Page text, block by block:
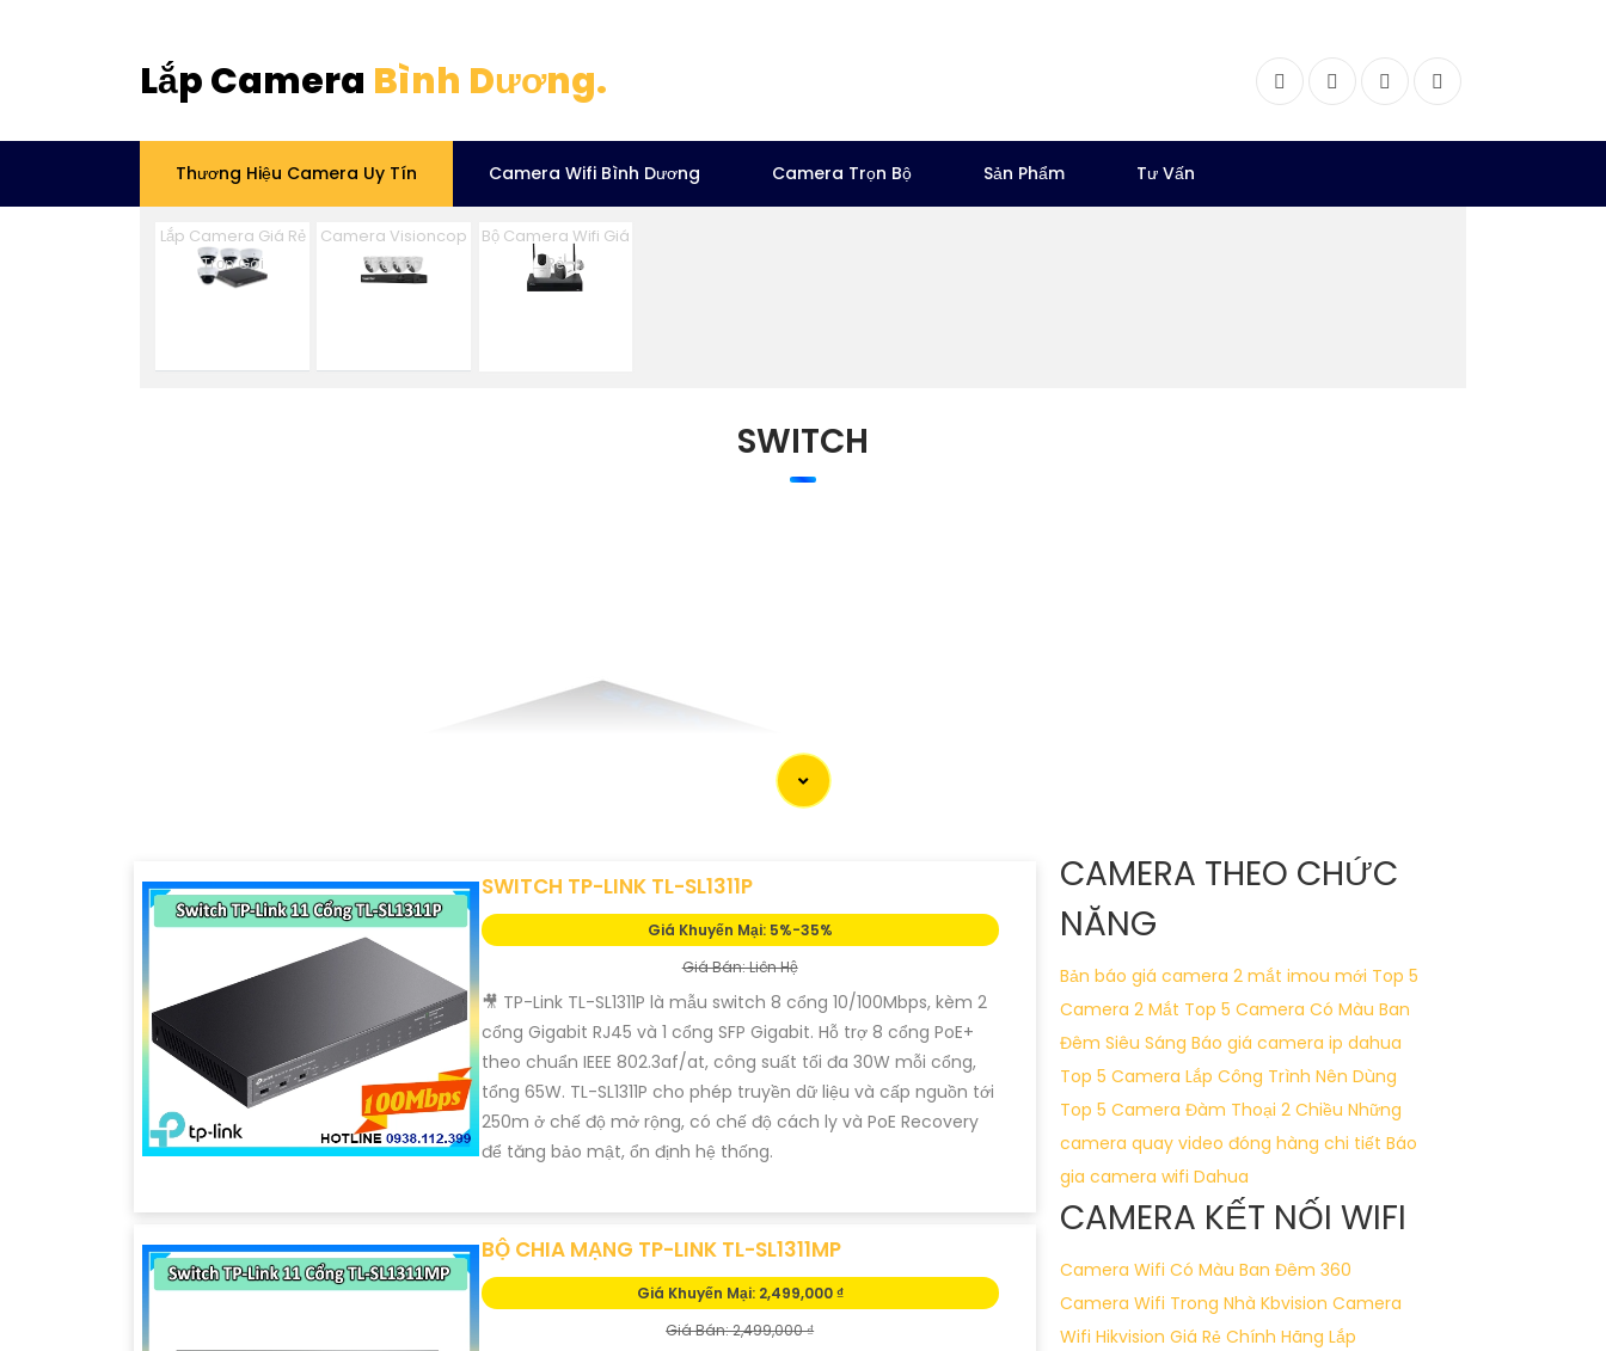
Lắp Camera Bình Dương. FacebookTwitter InstagramDribbble
Thương Hiệu Camera Uy Tín Camera Wifi Bình Dương Camera Trọn Bộ Sản Phẩm Tư Vấn
Lắp Camera Giá Rẻ
Trọn Gói
Camera Visioncop
Trọn Bộ
Bộ Camera Wifi Giá
Rẻ
SWITCH
SWITCH TP-LINK TL-SL1311P
Giá Khuyến Mại: 5%-35%
Giá Bán: Liên Hệ
🎥 TP-Link TL-SL1311P là mẫu switch 8 cổng 10/100Mbps, kèm 2
cổng Gigabit RJ45 và 1 cổng SFP Gigabit. Hỗ trợ 8 cổng PoE+
theo chuẩn IEEE 802.3af/at, công suất tối đa 30W mỗi cổng,
tổng 65W. TL-SL1311P cho phép truyền dữ liệu và cấp nguồn tới
250m ở chế độ mở rộng, có chế độ cách ly và PoE Recovery
để tăng bảo mật, ổn định hệ thống.
BỘ CHIA MẠNG TP-LINK TL-SL1311MP
Giá Khuyến Mại: 2,499,000 ₫
Giá Bán: 2,499,000 ₫
CAMERA THEO CHỨC
NĂNG
Bản báo giá camera 2 mắt imou mới Top 5
Camera 2 Mắt Top 5 Camera Có Màu Ban
Đêm Siêu Sáng Báo giá camera ip dahua
Top 5 Camera Lắp Công Trình Nên Dùng
Top 5 Camera Đàm Thoại 2 Chiều Những
camera quay video đóng hàng chi tiết Báo
gia camera wifi Dahua
CAMERA KẾT NỐI WIFI
Camera Wifi Có Màu Ban Đêm 360
Camera Wifi Trong Nhà Kbvision Camera
Wifi Hikvision Giá Rẻ Chính Hãng Lắp